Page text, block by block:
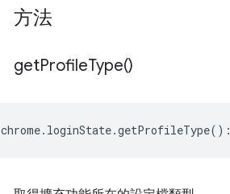
方法
getProfileType()
chrome. loginState.getProfileType() :